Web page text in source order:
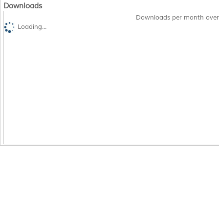
Downloads
Downloads per month
Loading...